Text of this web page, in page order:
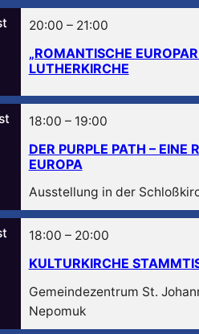
20:00 –21:00
„ROMANTISCHE
LUTHERKIRCHE
18:00 –19:00
DER PURPLE PATH – EINE
EUROPA
Ausstellung in der
18:00 –20:00
KULTURKIRCHE
Gemeindezentrum St.
Nepomuk